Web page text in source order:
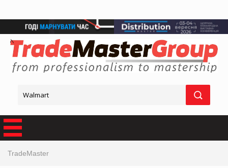
TradeMaster